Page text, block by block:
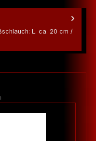
L. ca. 20 cm /